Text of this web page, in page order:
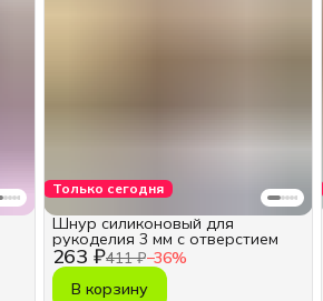
Только сегодня
263 ₽411 ₽−36%
Шнур силиконовый для
рукоделия 3 мм с отверстием
В корзину